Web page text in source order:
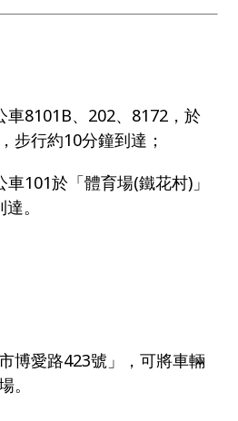
車8101B、202、8172，於
步行約10分鐘到達；
101於「體育場(鐵花村)」
。
博愛路423號」，可將車輛
。